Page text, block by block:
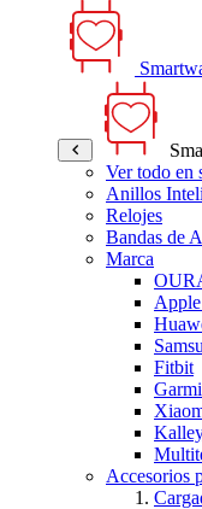
Ver todo en
Anillos
Relojes
Bandas de
Marca
Fitbit
Accesorios